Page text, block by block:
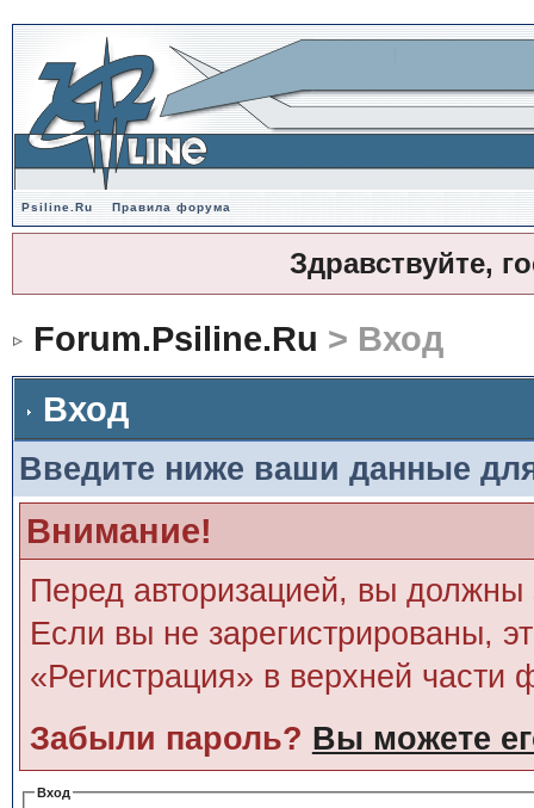
Psiline.Ru Правила форума
Здравствуйте,
Forum.Psiline.Ru > Вход
Вход
Введите ниже ваши данные
Внимание!
Перед авторизацией, вы должны
Если вы не зарегистрированы,
«Регистрация» в верхней части
Забыли пароль? Вы можете
Вход